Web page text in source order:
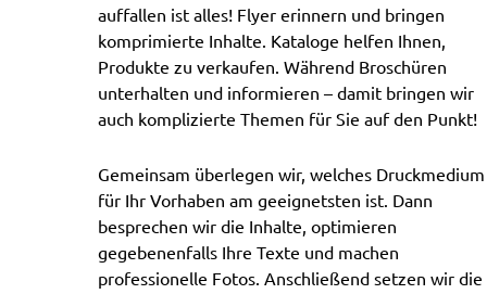
auffallen ist alles! Flyer erinnern und bringen
komprimierte Inhalte. Kataloge helfen Ihnen,
Produkte zu verkaufen. Während Broschüren
unterhalten und informieren – damit bringen wir
auch komplizierte Themen für Sie auf den Punkt!
Gemeinsam überlegen wir, welches Druckmedium
für Ihr Vorhaben am geeignetsten ist. Dann
besprechen wir die Inhalte, optimieren
gegebenenfalls Ihre Texte und machen
professionelle Fotos. Anschließend setzen wir die